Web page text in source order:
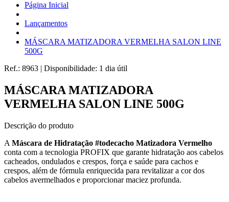
Página Inicial
Lançamentos
MÁSCARA MATIZADORA VERMELHA SALON LINE
500G
Ref.: 8963 | Disponibilidade: 1 dia útil
MÁSCARA MATIZADORA
VERMELHA SALON LINE 500G
Descrição do produto
A Máscara de Hidratação #todecacho Matizadora Vermelho
conta com a tecnologia PROFIX que garante hidratação aos cabelos
cacheados, ondulados e crespos, força e saúde para cachos e
crespos, além de fórmula enriquecida para revitalizar a cor dos
cabelos avermelhados e proporcionar maciez profunda.